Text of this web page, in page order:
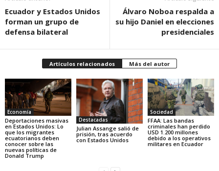
Ecuador y Estados Unidos
forman un grupo de
defensa bilateral
Álvaro Noboa respalda a
su hijo Daniel en elecciones
presidenciales
Artículos relacionados Más del autor
Economía
Deportaciones masivas
en Estados Unidos: Lo
que los migrantes
ecuatorianos deben
conocer sobre las
nuevas políticas de
Donald Trump
Destacadas
Julian Assange salió de
prisión, tras acuerdo
con Estados Unidos
Sociedad
FFAA: Las bandas
criminales han perdido
USD 1.200 millones
debido a los operativos
militares en Ecuador